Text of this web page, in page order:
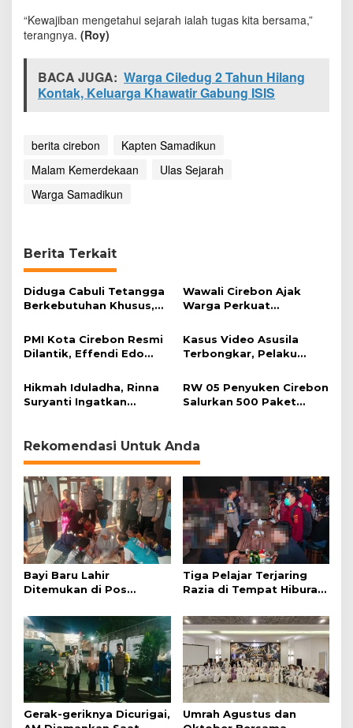
p
S
a
m
i
u
n
“Kewajiban mengetahui sejarah ialah tugas kita bersama,”
terangnya. (Roy)
BACA JUGA: Warga Ciledug 2 Tahun Hilang
Kontak, Keluarga Khawatir Gabung ISIS
berita cirebon
Kapten Samadikun
Malam Kemerdekaan
Ulas Sejarah
Warga Samadikun
Berita Terkait
Diduga Cabuli Tetangga
Berkebutuhan Khusus,
Wawali Cirebon Ajak
Warga Perkuat
Momentum Harjad ke-
599
PMI Kota Cirebon Resmi
Dilantik, Effendi Edo
Bencana
Kasus Video Asusila
Terbongkar, Pelaku
Korban Baru
Hikmah Iduladha, Rinna
Suryanti Ingatkan
RW 05 Penyuken Cirebon
Salurkan 500 Paket
Rekomendasi Untuk Anda
Bayi Baru Lahir
Ditemukan di Pos
Tiga Pelajar Terjaring
Razia di Tempat Hiburan
Gerak-geriknya Dicurigai,
Umrah Agustus dan